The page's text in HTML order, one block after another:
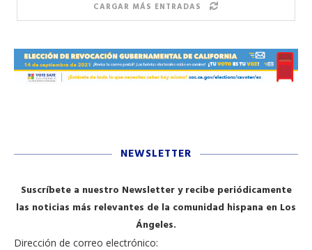
CARGAR MÁS ENTRADAS
NEWSLETTER
Suscríbete a nuestro Newsletter y recibe periódicamente
las noticias más relevantes de la comunidad hispana en Los
Ángeles.
Dirección de correo electrónico: